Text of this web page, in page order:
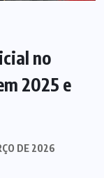
no
2025 e
DE 2026